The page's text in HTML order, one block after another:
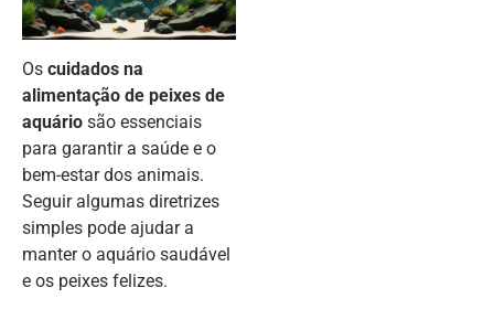
Os cuidados na
alimentação de peixes de
aquário são essenciais
para garantir a saúde e o
bem-estar dos animais.
Seguir algumas diretrizes
simples pode ajudar a
manter o aquário saudável
e os peixes felizes.